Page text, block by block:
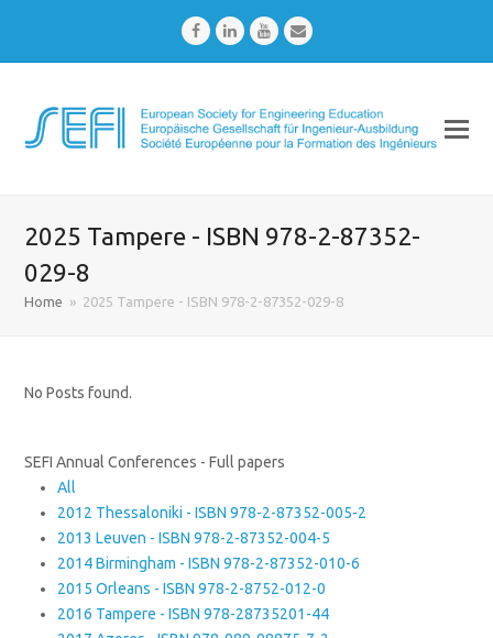
FacebookLinkedInYoutubeEmail
2025 Tampere - ISBN 978-2-87352-
029-8
Home » 2025 Tampere - ISBN 978-2-87352-029-8
No Posts found.
SEFI Annual Conferences - Full papers
All
2012 Thessaloniki - ISBN 978-2-87352-005-2
2013 Leuven - ISBN 978-2-87352-004-5
2014 Birmingham - ISBN 978-2-87352-010-6
2015 Orleans - ISBN 978-2-8752-012-0
2016 Tampere - ISBN 978-28735201-44